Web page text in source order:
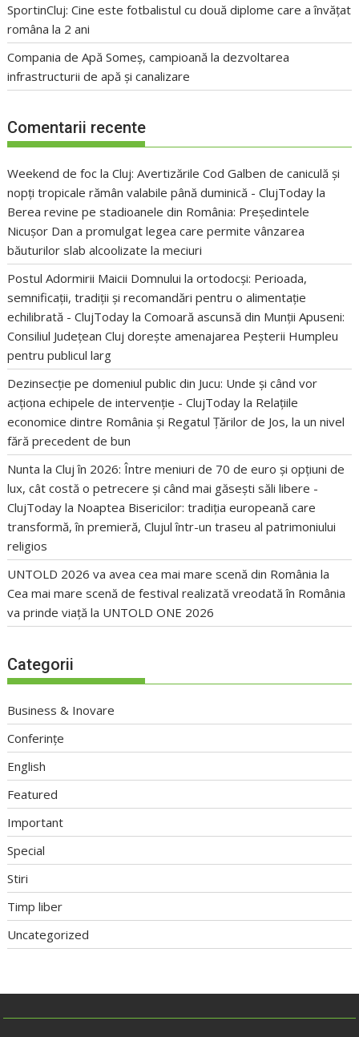
SportinCluj: Cine este fotbalistul cu două diplome care a învățat
româna la 2 ani
Compania de Apă Someș, campioană la dezvoltarea
infrastructurii de apă și canalizare
Comentarii recente
Weekend de foc la Cluj: Avertizările Cod Galben de caniculă și
nopți tropicale rămân valabile până duminică - ClujToday la
Berea revine pe stadioanele din România: Președintele
Nicușor Dan a promulgat legea care permite vânzarea
băuturilor slab alcoolizate la meciuri
Postul Adormirii Maicii Domnului la ortodocși: Perioada,
semnificații, tradiții și recomandări pentru o alimentație
echilibrată - ClujToday laComoară ascunsă din Munții Apuseni:
Consiliul Județean Cluj dorește amenajarea Peșterii Humpleu
pentru publicul larg
Dezinsecție pe domeniul public din Jucu: Unde și când vor
acționa echipele de intervenție - ClujToday la Relațiile
economice dintre România și Regatul Țărilor de Jos, la un nivel
fără precedent de bun
Nunta la Cluj în 2026: Între meniuri de 70 de euro și opțiuni de
lux, cât costă o petrecere și când mai găsești săli libere -
ClujToday la Noaptea Bisericilor: tradiția europeană care
transformă, în premieră, Clujul într-un traseu al patrimoniului
religios
UNTOLD 2026 va avea cea mai mare scenă din România la
Cea mai mare scenă de festival realizată vreodată în România
va prinde viață la UNTOLD ONE 2026
Categorii
Business & Inovare
Conferințe
English
Featured
Important
Special
Stiri
Timp liber
Uncategorized